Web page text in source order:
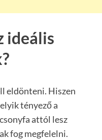
ideális
eldönteni. Hiszen
tényező a
attól lesz
fog megfelelni.